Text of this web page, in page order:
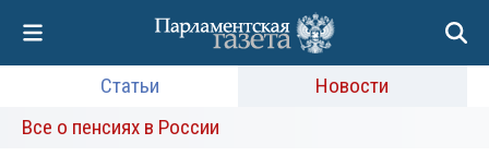
Статьи
Новости
Все о пенсиях в России